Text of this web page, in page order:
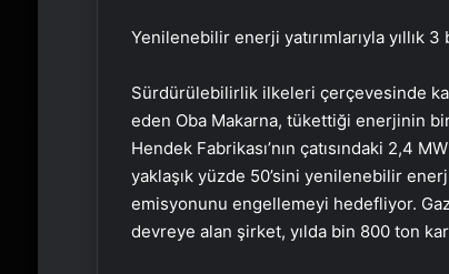
Yenilenebilir enerji yatırımlarıyla
Sürdürülebilirlik ilkeleri çerçevesinde
eden Oba Makarna, tükettiği enerjinin
Hendek Fabrikası’nın çatısındaki 2,4
yaklaşık yüzde 50’sini yenilenebilir
emisyonunu engellemeyi hedefliyor.
devreye alan şirket, yılda bin 800 ton